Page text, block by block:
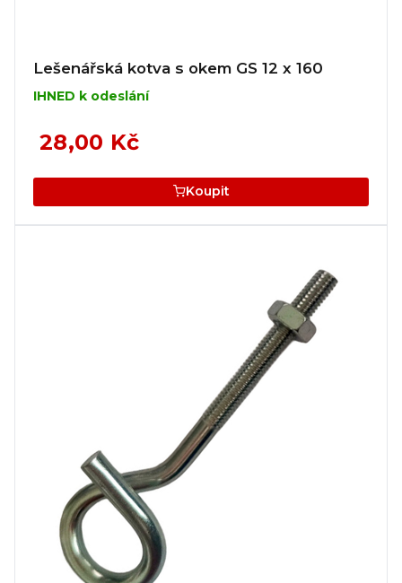
Lešenářská kotva s okem GS 12 x 160
IHNED k odeslání
28,00 Kč
Koupit